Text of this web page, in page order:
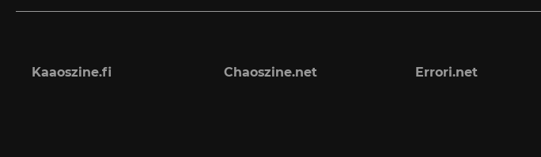
Kaaoszine.fi Chaoszine.net Errori.net